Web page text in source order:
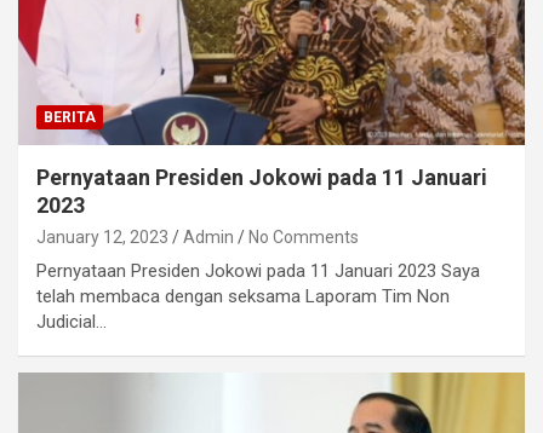
BERITA
Pernyataan Presiden Jokowi pada 11 Januari
2023
January 12, 2023 Admin No Comments
Pernyataan Presiden Jokowi pada 11 Januari 2023 Saya
telah membaca dengan seksama Laporam Tim Non
Judicial…